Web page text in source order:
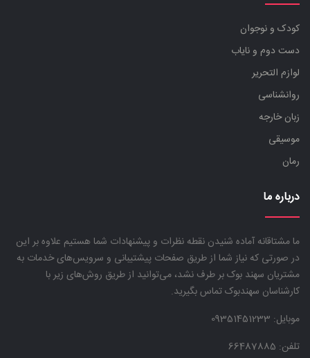
کودک و نوجوان
دست دوم و نایاب
لوازم التحریر
روانشناسی
زبان خارجه
موسیقی
رمان
درباره ما
ما مشتاقانه آماده شنیدن نقطه نظرات و پیشنهادات شما هستیم علاوه بر این
در صورتی که نیاز شما از طریق صفحات پیشتیبانی و سرویس‌های خدمات به
مشتریان سهند بوک بر طرف نشد، می‌توانید از طریق روش‌های زیر با
کارشناسان سهندبوک تماس بگیرید.
موبایل:
تلفن: 66487885